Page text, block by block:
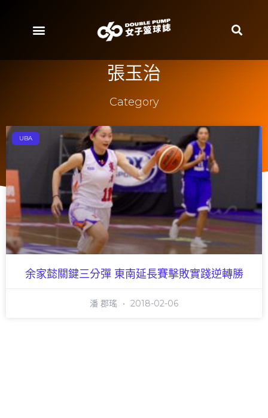
張玉治
Category
UBA
余家懿關鍵三分彈 東南延長賽擊敗實踐逆轉勝
潘 郡瑤 2018-02-06